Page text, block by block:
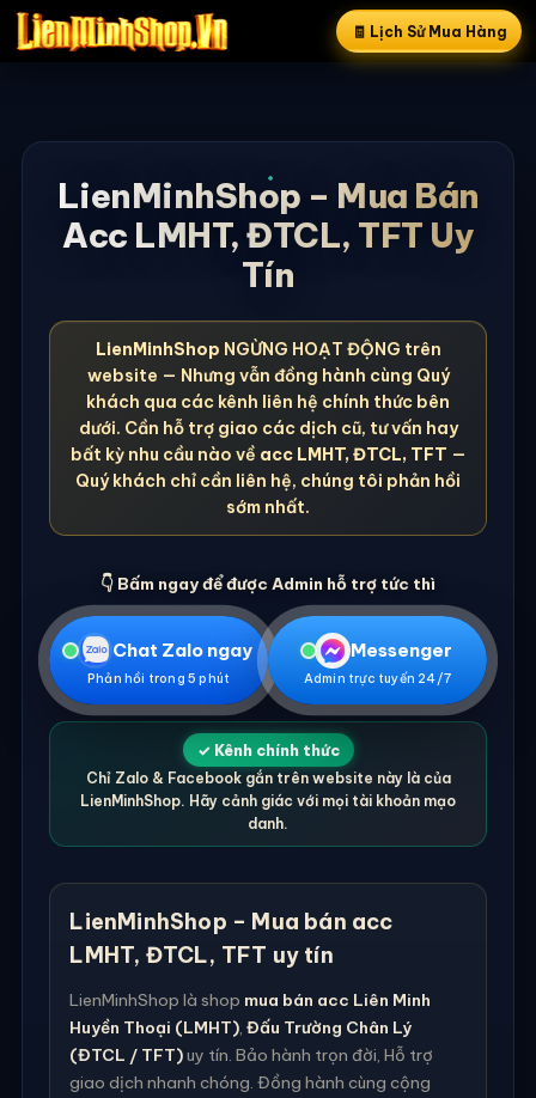
🧾 Lịch Sử Mua Hàng
LienMinhShop – Mua Bán
Acc LMHT, ĐTCL, TFT Uy
Tín
LienMinhShop NGỪNG HOẠT ĐỘNG trên
website — Nhưng vẫn đồng hành cùng Quý
khách qua các kênh liên hệ chính thức bên
dưới. Cần hỗ trợ giao các dịch cũ, tư vấn hay
bất kỳ nhu cầu nào về acc LMHT, ĐTCL, TFT —
Quý khách chỉ cần liên hệ, chúng tôi phản hồi
sớm nhất.
👇 Bấm ngay để được Admin hỗ trợ tức thì
Chat Zalo ngay
Phản hồi trong 5 phút
Messenger
Admin trực tuyến 24/7
✓ Kênh chính thức
Chỉ Zalo & Facebook gắn trên website này là của
LienMinhShop. Hãy cảnh giác với mọi tài khoản mạo
danh.
LienMinhShop – Mua bán acc
LMHT, ĐTCL, TFT uy tín
LienMinhShop là shop mua bán acc Liên Minh
Huyền Thoại (LMHT),Đấu Trường Chân Lý
(ĐTCL / TFT)uy tín. Bảo hành trọn đời, Hỗ trợ
giao dịch nhanh chóng. Đồng hành cùng cộng